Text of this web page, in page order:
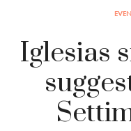
Iglesias